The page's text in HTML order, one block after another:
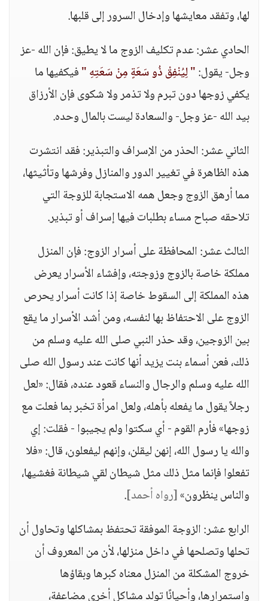
لها، وتفقد معايشها وإدخال السرور إلى قلبها.
الحادي عشر: عدم تكليف الزوج ما لا يطيق: فإن الله -عز
وجل- يقول:" لِيُنْفِقْ ذُو سَعَةٍ مِنْ سَعَتِهِ "فيكفيها ما
يكفي زوجها دون تبرم ولا تذمر ولا شكوى فإن الأرزاق
بيد الله -عز وجل- والسعادة ليست بالمال وحده.
الثاني عشر: الحذر من الإسراف والتبذير: فقد انتشرت
هذه الظاهرة في تغيير الدور والمنازل وفرشها وتأثيثها،
مما أرهق الزوج وجعل همه الاستجابة للزوجة التي
تلاحقه صباح مساء بطلبات فيها إسراف أو تبذير.
الثالث عشر: المحافظة على أسرار الزوج: فإن المنزل
مملكة خاصة بالزوج وزوجته، وإفشاء الأسرار يعرض
هذه المملكة إلى السقوط خاصة إذا كانت أسرار يحرص
الزوج على الاحتفاظ بها لنفسه، ومن أشد الأسرار ما يقع
بين الزوجين، وقد حذر النبي صلى الله عليه وسلم من
ذلك، فعن أسماء بنت يزيد أنها كانت عند رسول الله صلى
الله عليه وسلم والرجال والنساء قعود عنده، فقال: «لعل
رجلاً يقول ما يفعله بأهله، ولعل امرأة تخبر بما فعلت مع
زوجها» فأرم القوم - أي سكتوا ولم يجيبوا - فقلت: إي
والله يا رسول الله، إنهن ليقلن، وإنهم ليفعلون، قال: «فلا
تفعلوا فإنما مثل ذلك مثل شيطان لقي شيطانة فغشيها،
والناس ينظرون»[رواه أحمد].
الرابع عشر: الزوجة الموفقة تحتفظ بمشاكلها وتحاول أن
تحلها وتصلحها في داخل منزلها، لأن من المعروف أن
خروج المشكلة من المنزل معناه كبرها وبقاؤها
واستمرارها، وأحيانًا تولد مشاكل أخرى مضاعفة،